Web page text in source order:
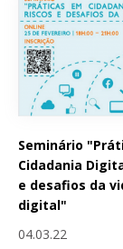
Seminário
Cidadania
e desafios da
digital"
04.03.22